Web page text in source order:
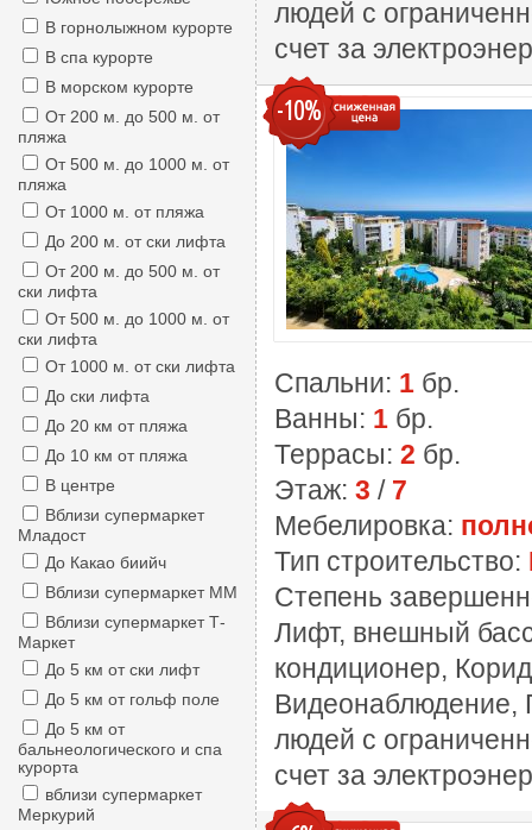
В горнолыжном курорте
В спа курорте
В морском курорте
От 200 м. до 500 м. от
пляжа
От 500 м. до 1000 м. от
пляжа
От 1000 м. от пляжа
До 200 м. от ски лифта
От 200 м. до 500 м. от
ски лифта
От 500 м. до 1000 м. от
ски лифта
От 1000 м. от ски лифта
До ски лифта
До 20 км от пляжа
До 10 км от пляжа
В центре
Вблизи супермаркет
Младост
До Какао биийч
Вблизи супермаркет ММ
Вблизи супермаркет Т-
Маркет
До 5 км от ски лифт
До 5 км от гольф поле
До 5 км от
бальнеологического и спа
курорта
вблизи супермаркет
Меркурий
людей с
счет за
-10%
Спальни: 1 бр.
Ванны: 1 бр.
Террасы: 2 бр.
Этаж: 3 / 7
Мебелировка:
Тип строительство:
Степень
Лифт, внешный
кондиционер,
Видеонаблюдение,
людей с
счет за